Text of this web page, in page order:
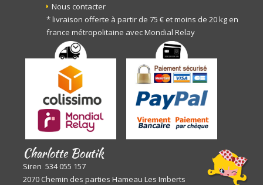
Nous contacter
* livraison offerte à partir de 75 € et moins de 20 kg en
france métropolitaine avec Mondial Relay
Charlotte Boutik
Siren 534 055 157
2070 Chemin des parties Hameau Les Imberts